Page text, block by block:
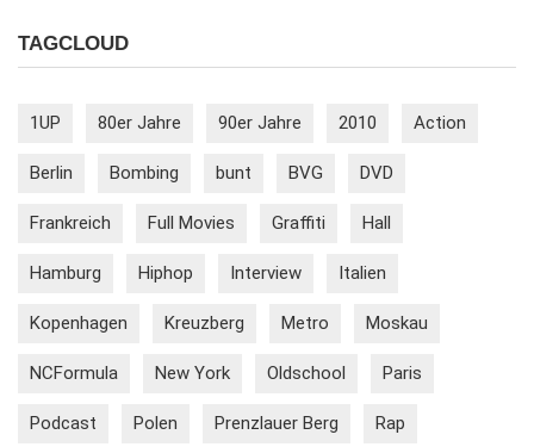
TAGCLOUD
1UP 80er Jahre 90er Jahre 2010 Action
Berlin Bombing bunt BVG DVD
Frankreich Full Movies Graffiti Hall
Hamburg Hiphop Interview Italien
Kopenhagen Kreuzberg Metro Moskau
NCFormula New York Oldschool Paris
Podcast Polen Prenzlauer Berg Rap